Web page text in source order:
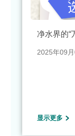
净水界的“
2025年09
显示更多